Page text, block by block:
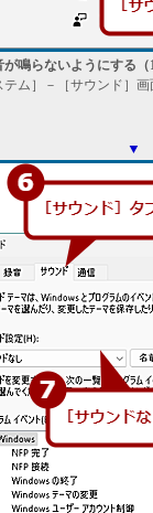
鳴らないようにする（1
テム］－［サウンド］
▼